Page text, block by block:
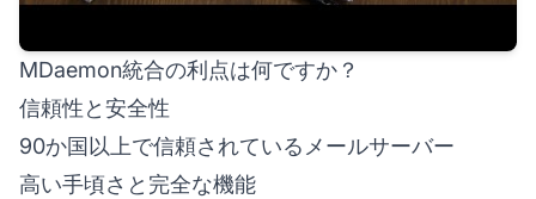
MDaemon統合の利点は何ですか？
信頼性と安全性
90か国以上で信頼されているメールサーバー
高い手頃さと完全な機能